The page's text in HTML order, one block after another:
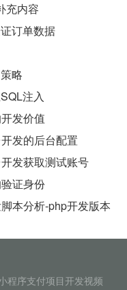
充内容
订单数据
略
注入
发价值
发的后台配置
发获取测试账号
证身份
本分析-php开发版本
程序支付项目开发视频